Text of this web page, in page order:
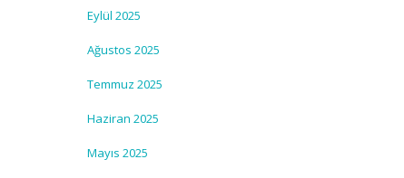
Eylül 2025
Ağustos 2025
Temmuz 2025
Haziran 2025
Mayıs 2025